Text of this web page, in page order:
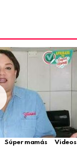
Súper mamás Videos